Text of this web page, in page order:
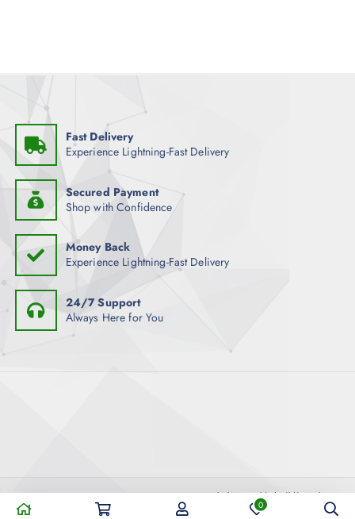
Fast Delivery
Experience Lightning-Fast Delivery
Secured Payment
Shop with Confidence
Money Back
Experience Lightning-Fast Delivery
24/7 Support
Always Here for You
Copyright © 2026 AMIGOSKINGDOM 老友王國健康購物平台 |
0